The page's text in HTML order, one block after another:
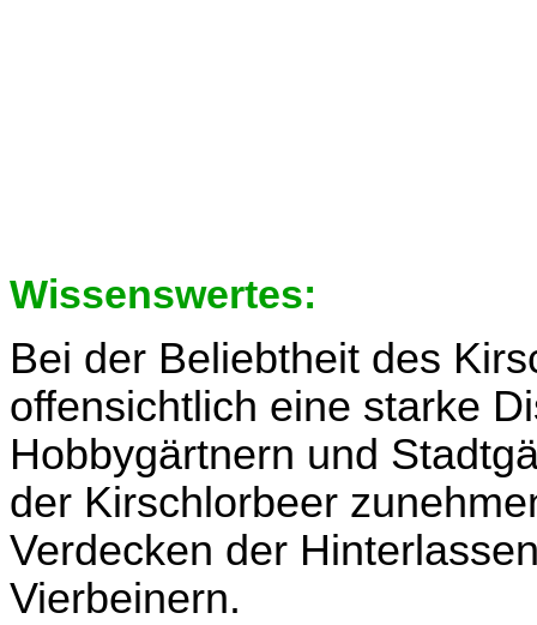
Wissenswertes:
Bei der Beliebtheit des
offensichtlich eine starke
Hobbygärtnern und
der Kirschlorbeer
Verdecken der
Vierbeinern.